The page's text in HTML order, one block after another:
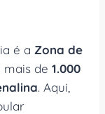
é a Zona de
mais de 1.000
. Aqui,